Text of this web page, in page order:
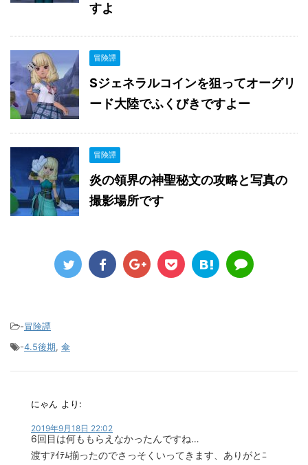
すよ
冒険譚
Sジェネラルコインを狙ってオーグリ
ード大陸でふくびきですよー
冒険譚
炎の領界の神聖秘文の攻略と写真の
撮影場所です
-冒険譚
-4.5後期, 傘
にゃん より:
2019年9月18日 22:02
6回目は何ももらえなかったんですね…
渡すｱｲﾃﾑ揃ったのでさっそくいってきます、ありがとﾆ